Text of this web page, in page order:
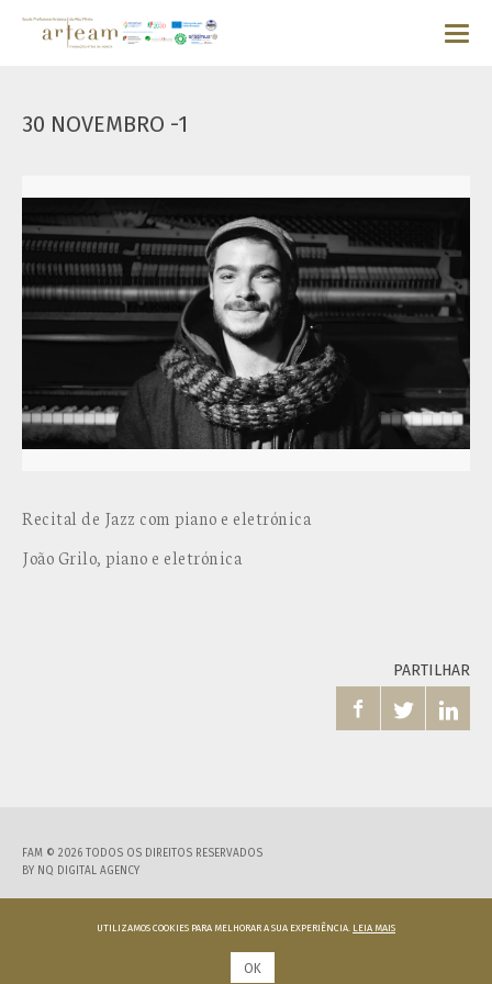
30 NOVEMBRO -1
Recital de Jazz com piano e eletrónica
João Grilo, piano e eletrónica
PARTILHAR
  
FAM © 2026 TODOS OS DIREITOS RESERVADOS
BY NQ DIGITAL AGENCY
UTILIZAMOS COOKIES PARA MELHORAR A SUA EXPERIÊNCIA. LEIA MAIS
OK